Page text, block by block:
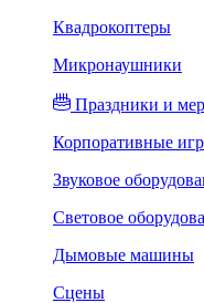
Квадрокоптеры
Микронаушники
Праздники и
Корпоративные
Звуковое
Световое
Дымовые машины
Сцены